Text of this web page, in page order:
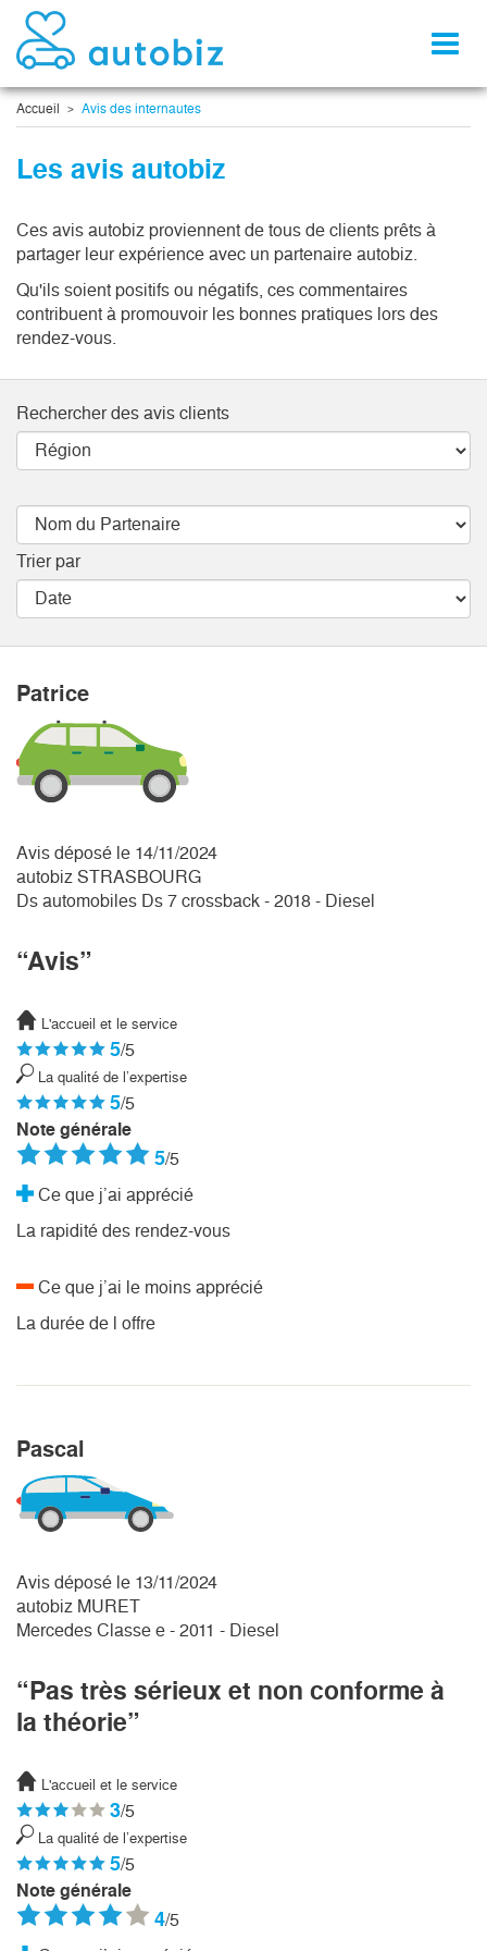
Accueil Avis des internautes
Les avis autobiz
Ces avis autobiz proviennent de tous de clients prêts à
partager leur expérience avec un partenaire autobiz.
Qu'ils soient positifs ou négatifs, ces commentaires
contribuent à promouvoir les bonnes pratiques lors des
rendez-vous.
Rechercher des avis clients
Trier par
Patrice
Avis déposé le 14/11/2024
autobiz STRASBOURG
Ds automobiles Ds 7 crossback - 2018 - Diesel
“Avis”
L'accueil et le service
5/5
La qualité de l’expertise
5/5
Note générale
5/5
Ce que j’ai apprécié
La rapidité des rendez-vous
Ce que j’ai le moins apprécié
La durée de l offre
Pascal
Avis déposé le 13/11/2024
autobiz MURET
Mercedes Classe e - 2011 - Diesel
“Pas très sérieux et non conforme à
la théorie”
L'accueil et le service
3/5
La qualité de l’expertise
5/5
Note générale
4/5